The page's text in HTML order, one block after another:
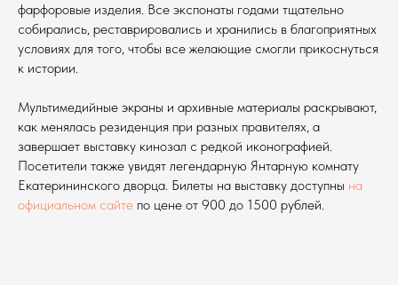
фарфоровые изделия. Все экспонаты годами тщательно
собирались, реставрировались и хранились в благоприятных
условиях для того, чтобы все желающие смогли прикоснуться
к истории.
Мультимедийные экраны и архивные материалы раскрывают,
как менялась резиденция при разных правителях, а
завершает выставку кинозал с редкой иконографией.
Посетители также увидят легендарную Янтарную комнату
Екатерининского дворца. Билеты на выставку доступны на
официальном сайте по цене от 900 до 1500 рублей.